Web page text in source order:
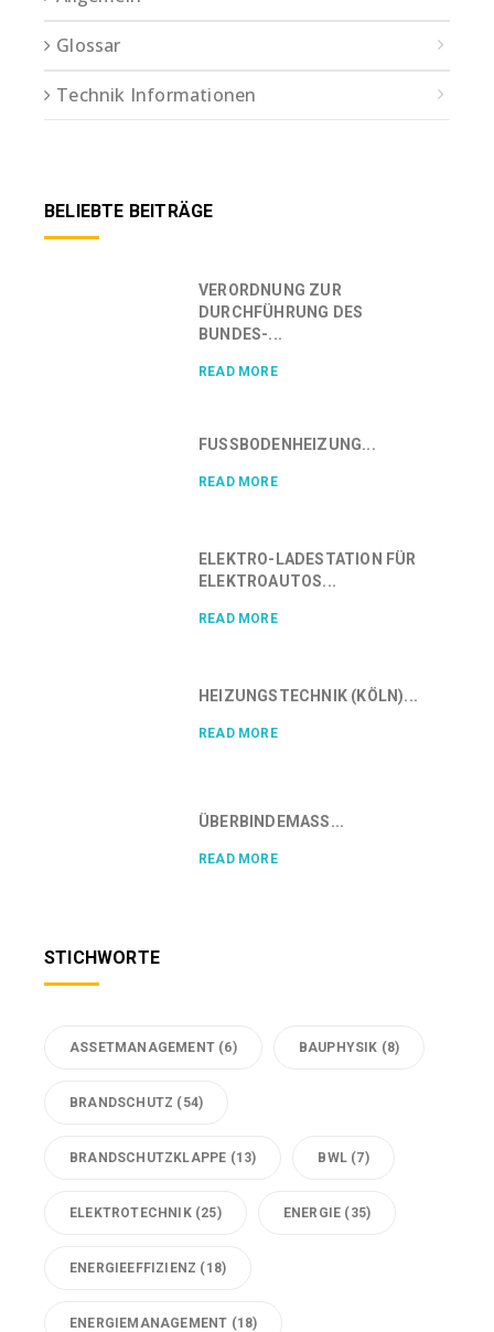
Glossar
Technik Informationen
BELIEBTE BEITRÄGE
VERORDNUNG ZUR
DURCHFÜHRUNG DES
BUNDES-...
READ MORE
FUSSBODENHEIZUNG...
READ MORE
ELEKTRO-LADESTATION FÜR
ELEKTROAUTOS...
READ MORE
HEIZUNGSTECHNIK (KÖLN)...
READ MORE
ÜBERBINDEMASS...
READ MORE
STICHWORTE
ASSETMANAGEMENT (6) BAUPHYSIK (8)
BRANDSCHUTZ (54)
BRANDSCHUTZKLAPPE (13) BWL (7)
ELEKTROTECHNIK(25) ENERGIE (35)
ENERGIEEFFIZIENZ (18)
ENERGIEMANAGEMENT (18)